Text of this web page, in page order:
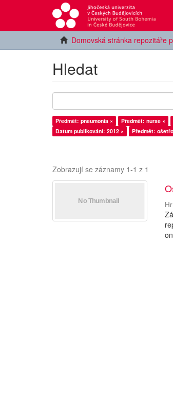
Domovská stránka repozitáře
Hledat
Předmět: pneumonia × Předmět: nurse ×
Datum publikování: 2012 ×
Předmět:
Zobrazují se záznamy 1-1 z 1